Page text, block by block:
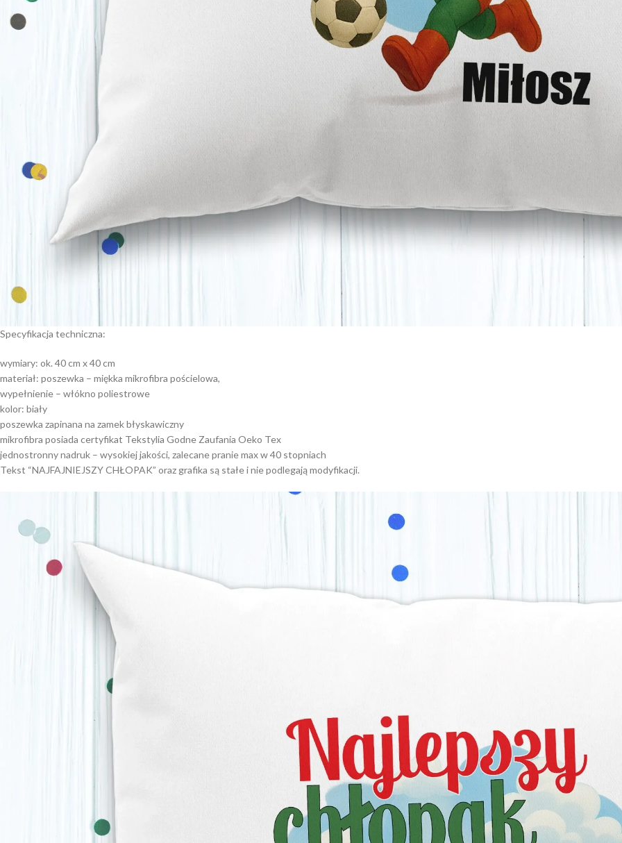
Specyfikacja techniczna:
wymiary: ok. 40 cm x 40 cm
materiał: poszewka – miękka mikrofibra pościelowa,
wypełnienie – włókno poliestrowe
kolor: biały
poszewka zapinana na zamek błyskawiczny
mikrofibra posiada certyfikat Tekstylia Godne Zaufania Oeko Tex
jednostronny nadruk – wysokiej jakości, zalecane pranie max w 40 stopniach
Tekst “NAJFAJNIEJSZY CHŁOPAK” oraz grafika są stałe i nie podlegają modyfikacji.